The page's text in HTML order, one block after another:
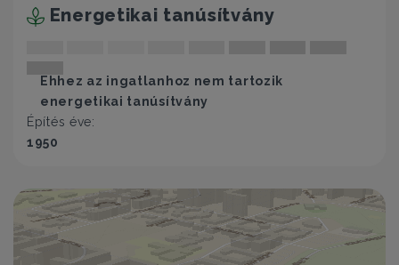
Energetikai tanúsítvány
Ehhez az ingatlanhoz nem tartozik
energetikai tanúsítvány
Építés éve:
1950